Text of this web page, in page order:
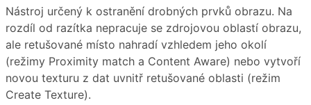
Nástroj určený k ostranění drobných prvků obrazu. Na
rozdíl od razítka nepracuje se zdrojovou oblastí obrazu,
ale retušované místo nahradí vzhledem jeho okolí
(režimy Proximity match a Content Aware) nebo vytvoří
novou texturu z dat uvnitř retušované oblasti (režim
Create Texture).